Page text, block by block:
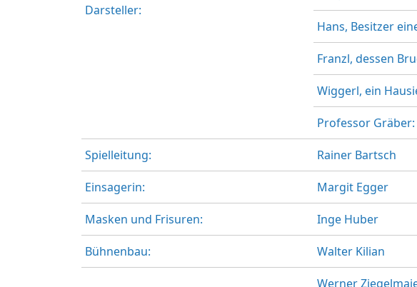
Darsteller:
Hans, Besitzer
Franzl, dessen
Wiggerl, ein
Professor Gräber:
Spielleitung: Rainer Bartsch
Einsagerin: Margit Egger
Masken und Frisuren: Inge Huber
Bühnenbau: Walter Kilian
Werner